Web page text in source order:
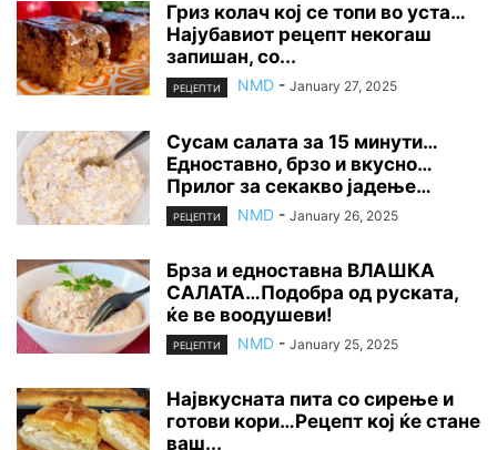
Гриз колач кој се топи во уста…
Најубавиот рецепт некогаш
запишан, со...
РЕЦЕПТИ NMD - January 27, 2025
Сусам салата за 15 минути…
Едноставно, брзо и вкусно…
Прилог за секакво јадење…
РЕЦЕПТИ NMD - January 26, 2025
Брза и едноставна ВЛАШКА
САЛАТА…Подобра од руската,
ќе ве воодушеви!
РЕЦЕПТИ NMD - January 25, 2025
Највкусната пита со сирење и
готови кори…Рецепт кој ќе стане
ваш...